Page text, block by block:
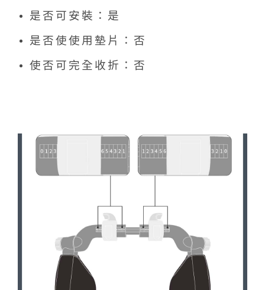
是否可安裝：是
是否使使用墊片：否
使否可完全收折：否